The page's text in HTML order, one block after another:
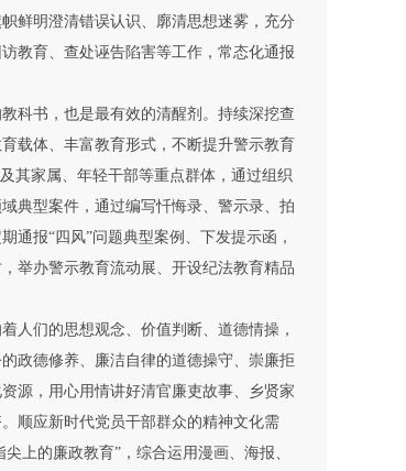
鲜明澄清错误认识、廓清思想迷雾，充分
教育、查处诬告陷害等工作，常态化通报
科书，也是最有效的清醒剂。持续深挖查
载体、丰富教育形式，不断提升警示教育
其家属、年轻干部等重点群体，通过组织
典型案件，通过编写忏悔录、警示录、拍
通报“四风”问题典型案例、下发提示函，
举办警示教育流动展、开设纪法教育精品
们的思想观念、价值判断、道德情操，
政德修养、廉洁自律的道德操守、崇廉拒
源，用心用情讲好清官廉吏故事、乡贤家
顺应新时代党员干部群众的精神文化需
上的廉政教育”，综合运用漫画、海报、